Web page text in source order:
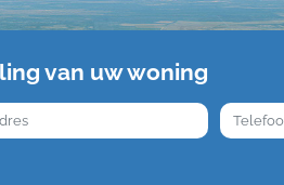
van uw woning